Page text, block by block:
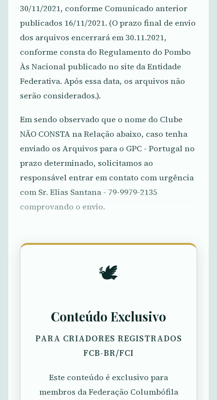
30/11/2021, conforme Comunicado anterior
publicados 16/11/2021. (O prazo final de envio
dos arquivos encerrará em 30.11.2021,
conforme consta do Regulamento do Pombo
Às Nacional publicado no site da Entidade
Federativa. Após essa data, os arquivos não
serão considerados.).
Em sendo observado que o nome do Clube
NÃO CONSTA na Relação abaixo, caso tenha
enviado os Arquivos para o GPC - Portugal no
prazo determinado, solicitamos ao
responsável entrar em contato com urgência
com Sr. Elias Santana - 79-9979-2135
comprovando o envio.
🕊️
Conteúdo Exclusivo
PARA CRIADORES REGISTRADOS
FCB-BR/FCI
Este conteúdo é exclusivo para
membros da Federação Columbófila